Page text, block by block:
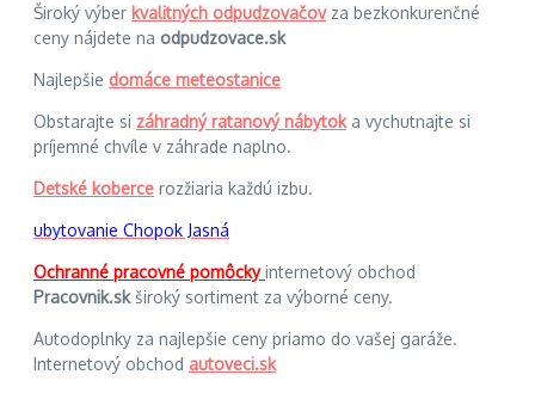
Široký výber kvalitných odpudzovačovza bezkonkurenčné
ceny nájdete na odpudzovace.sk
Najlepšie domáce meteostanice
Obstarajte si záhradný ratanový nábytoka vychutnajte si
príjemné chvíle v záhrade naplno.
Detské koberce rozžiaria každú izbu.
ubytovanie Chopok Jasná
Ochranné pracovné pomôckyinternetový obchod
Pracovnik.skširoký sortiment za výborné ceny.
Autodoplnky za najlepšie ceny priamo do vašej garáže.
Internetový obchod autoveci.sk